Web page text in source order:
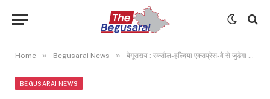
Home » Begusarai News » बेगूसराय : रक्सौल-हल्दिया एक्सप्रेस-वे से जुड़ेगा मटिहानी-शाम्हो पुल, अब घंटो में नाप लेंगे बंगाल की दूरी
BEGUSARAI NEWS